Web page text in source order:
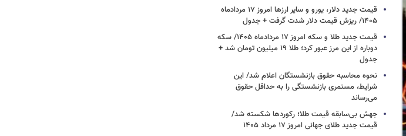
قیمت جدید دلار، یورو و سایر ارزها امروز ۱۷ مردادماه
۱۴۰۵/ ریزش قیمت دلار شدت گرفت + جدول
قیمت جدید طلا و سکه امروز ۱۷ مردادماه ۱۴۰۵/ سکه
دوباره از این مرز عبور کرد؛ طلا ۱۹ میلیون تومان شد +
جدول
نحوه محاسبه حقوق بازنشستگان اعلام شد/ این
شرایط، مستمری بازنشستگی را به حداقل حقوق
می‌رساند
جهش بی‌سابقه قیمت طلا؛ رکوردها شکسته شد/
قیمت جدید طلای جهانی امروز ۱۷ مرداد ۱۴۰۵